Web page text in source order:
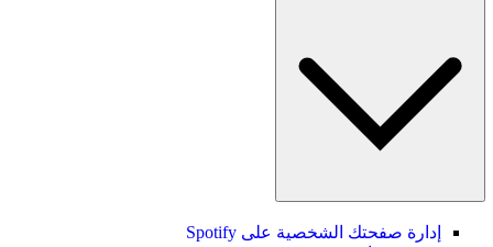
إدارة صفحتك الشخصية على Spotify